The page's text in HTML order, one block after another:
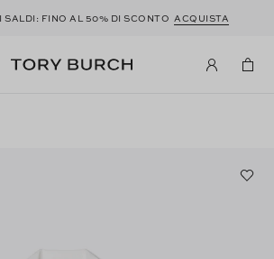
SALDI: FINO AL 50% DI SCONTO ACQUISTA